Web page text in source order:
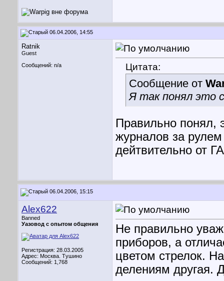
06.04.2006, 14:55
Ratnik
Guest
Сообщений: n/a
Цитата:
Сообщение от
Я так понял это
Правильно понял,
журналов за
дейтвительно от
06.04.2006, 15:15
Alex622
Banned
Уазовод с опытом общения
Регистрация: 28.03.2005
Адрес: Mосква. Tушино
Сообщений: 1,768
Не правильно
приборов, а
цветом стрелок.
делениям другая.